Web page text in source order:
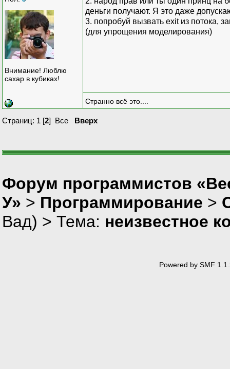
Внимание! Люблю
сахар в кубиках!
деньги получают. Я это даже
3. попробуй вызвать exit из потока,
(для упрощения моделирования)
Странно всё это....
Страниц: 1 [2] Все Вверх
Форум программистов
У» > Программирование >
Вад) > Тема: неизвестное
Powered by SMF